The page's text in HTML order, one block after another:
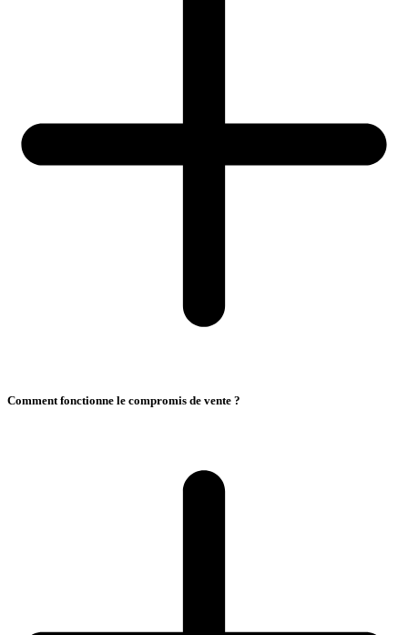
Comment fonctionne le compromis de vente ?